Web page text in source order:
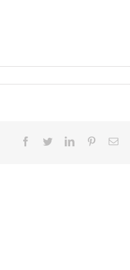
Facebook
TwitterLinkedInPinterest